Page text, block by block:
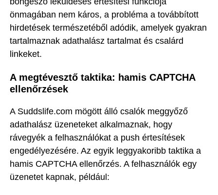
önmagában nem káros, a probléma a továbbított
hirdetések természetéből adódik, amelyek gyakran
tartalmaznak adathalász tartalmat és csalárd
linkeket.
A megtévesztő taktika: hamis CAPTCHA
ellenőrzések
A Suddslife.com mögött álló csalók meggyőző
adathalász üzeneteket alkalmaznak, hogy
rávegyék a felhasználókat a push értesítések
engedélyezésére. Az egyik leggyakoribb taktika a
hamis CAPTCHA ellenőrzés. A felhasználók egy
üzenetet kapnak, például: